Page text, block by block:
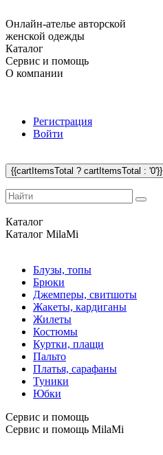
Онлайн-ателье авторской
женской одежды
Каталог
Сервис и помощь
О компании
Регистрация
Войти
{{cartItemsTotal ? cartItemsTotal : '0'}}
Каталог
Каталог MilaMi
Блузы, топы
Брюки
Джемперы, свитшоты
Жакеты, кардиганы
Жилеты
Костюмы
Куртки, плащи
Пальто
Платья, сарафаны
Туники
Юбки
Сервис и помощь
Сервис и помощь MilaMi